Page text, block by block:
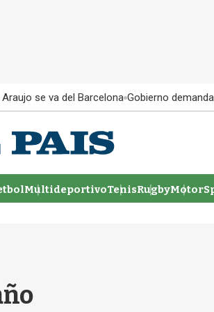
se va del Barcelona Gobierno
MultideportivoTenisRugby